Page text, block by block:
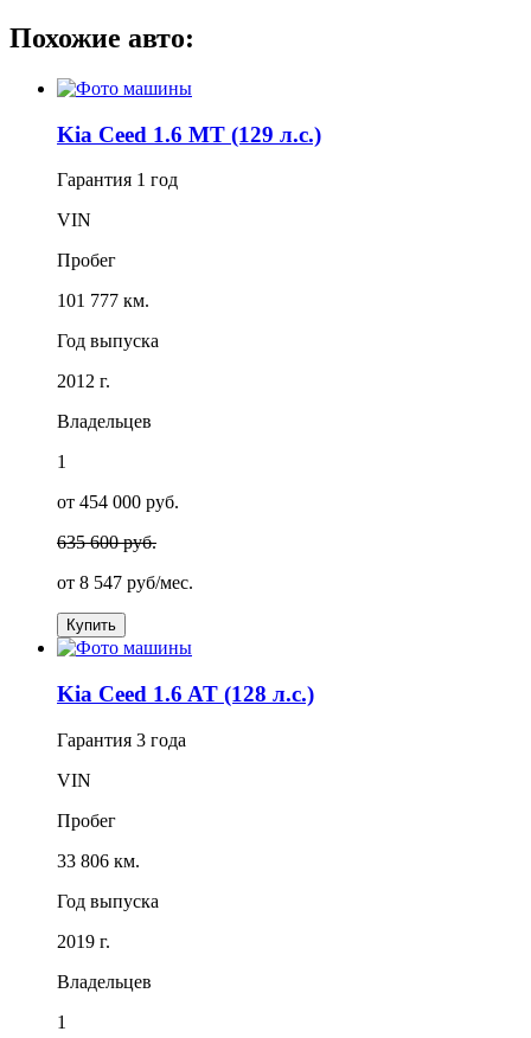
Похожие авто:
Kia Ceed 1.6 MT (129 л.с.)
Гарантия 1 год
VIN
Пробег
101 777 км.
Год выпуска
2012 г.
Владельцев
1
от 454 000 руб.
635 600 руб.
от 8 547 руб/мес.
Купить
Kia Ceed 1.6 AT (128 л.с.)
Гарантия 3 года
VIN
Пробег
33 806 км.
Год выпуска
2019 г.
Владельцев
1